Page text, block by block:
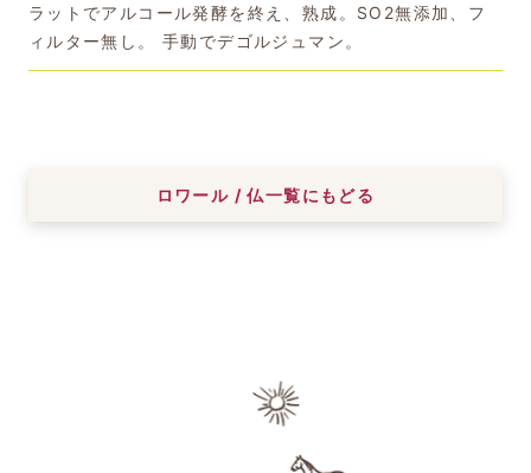
ラットでアルコール発酵を終え、熟成。SO2無添加、フ
ィルター無し。 手動でデゴルジュマン。
ロワール / 仏一覧にもどる